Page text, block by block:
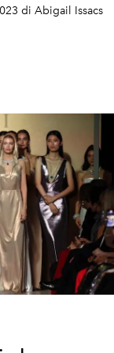
di Abigail Issacs